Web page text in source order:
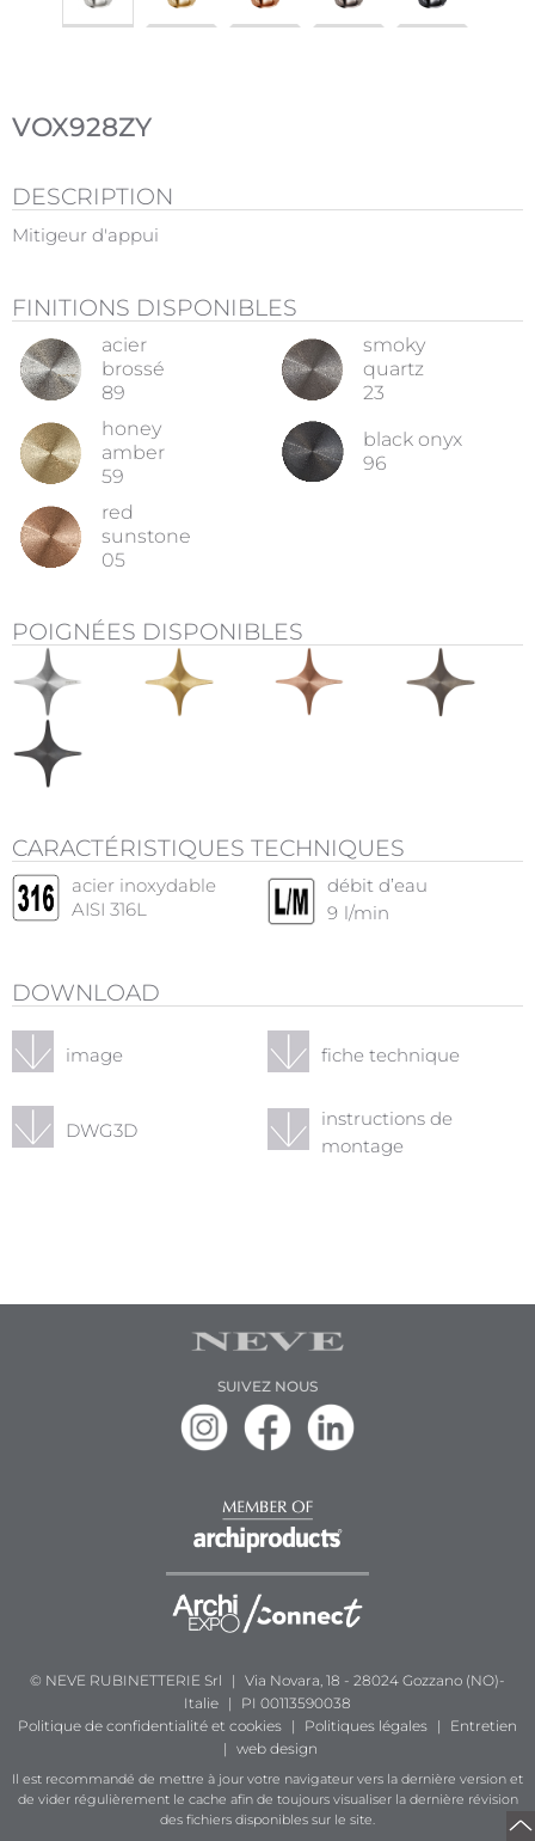
VOX928ZY
DESCRIPTION
Mitigeur d'appui
FINITIONS DISPONIBLES
acier
brossé
89
smoky
quartz
23
honey
amber
59
black onyx
96
red
sunstone
05
POIGNÉES DISPONIBLES
CARACTÉRISTIQUES TECHNIQUES
acier inoxydable
AISI 316L
débit d’eau
9 l/min
DOWNLOAD
image fiche technique
DWG3D
instructions de
montage
SUIVEZ NOUS
© NEVE RUBINETTERIE Srl | Via Novara, 18 - 28024 Gozzano (NO)-
Italie |
PI 00113590038
Politique de confidentialité et cookies | Politiques légales |
Entretien
| web design
Il est recommandé de mettre à jour votre navigateur vers la dernière version et
de vider régulièrement le cache afin de toujours visualiser la dernière révision
des fichiers disponibles sur le site.